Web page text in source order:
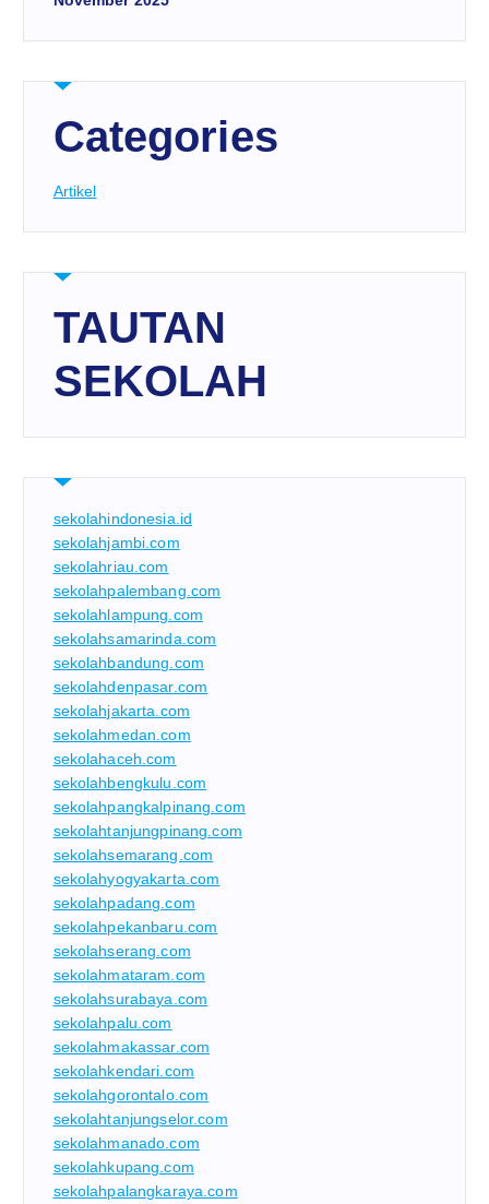
Categories
Artikel
TAUTAN
SEKOLAH
sekolahindonesia.id
sekolahjambi.com
sekolahriau.com
sekolahpalembang.com
sekolahlampung.com
sekolahsamarinda.com
sekolahbandung.com
sekolahdenpasar.com
sekolahjakarta.com
sekolahmedan.com
sekolahaceh.com
sekolahbengkulu.com
sekolahpangkalpinang.com
sekolahtanjungpinang.com
sekolahsemarang.com
sekolahyogyakarta.com
sekolahpadang.com
sekolahpekanbaru.com
sekolahserang.com
sekolahmataram.com
sekolahsurabaya.com
sekolahpalu.com
sekolahmakassar.com
sekolahkendari.com
sekolahgorontalo.com
sekolahtanjungselor.com
sekolahmanado.com
sekolahkupang.com
sekolahpalangkaraya.com